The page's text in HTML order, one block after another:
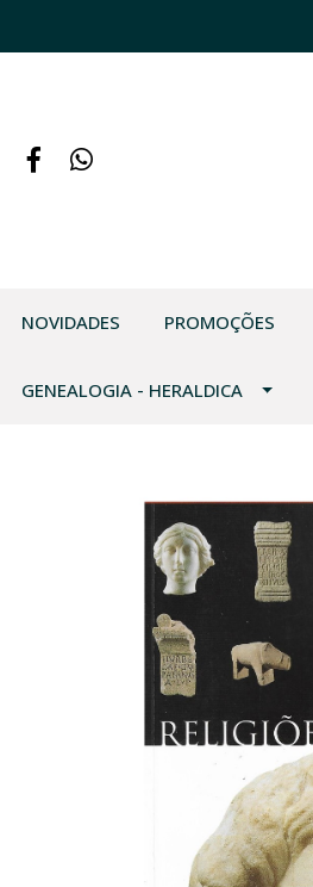
NOVIDADES PROMOÇÕES
GENEALOGIA - HERALDICA